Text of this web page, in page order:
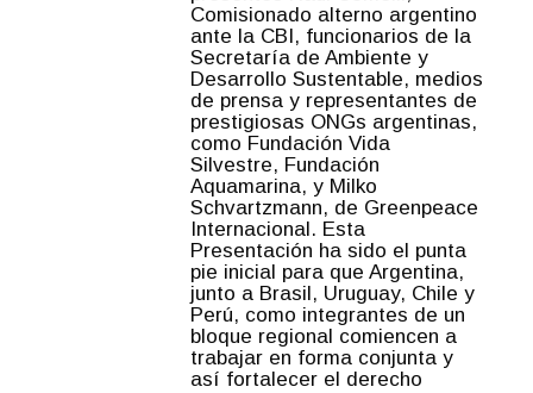
Comisionado alterno argentino
ante la CBI, funcionarios de la
Secretaría de Ambiente y
Desarrollo Sustentable, medios
de prensa y representantes de
prestigiosas ONGs argentinas,
como Fundación Vida
Silvestre, Fundación
Aquamarina, y Milko
Schvartzmann, de Greenpeace
Internacional. Esta
Presentación ha sido el punta
pie inicial para que Argentina,
junto a Brasil, Uruguay, Chile y
Perú, como integrantes de un
bloque regional comiencen a
trabajar en forma conjunta y
así fortalecer el derecho